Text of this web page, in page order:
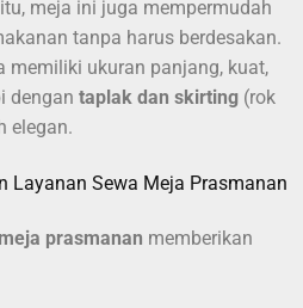
meja ini juga mempermudah
tanpa harus berdesakan.
memiliki ukuran panjang, kuat,
dengan taplak dan skirting (rok
elegan.
Layanan Sewa Meja Prasmanan
prasmanan memberikan